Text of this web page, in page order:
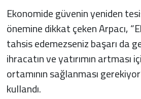
Ekonomide güvenin yeniden
önemine dikkat çeken Arpacı,
tahsis edemezseniz başarı da
ihracatın ve yatırımın artması
ortamının sağlanması
kullandı.